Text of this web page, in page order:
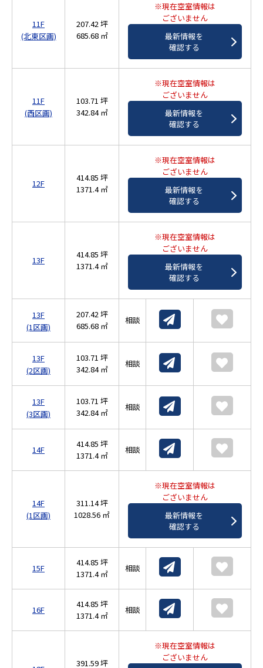
11F
(北東区画)
207.42 坪
685.68 ㎡
※現在空室情報は
ございません
最新情報を
確認する
11F
(西区画)
103.71 坪
342.84 ㎡
※現在空室情報は
ございません
最新情報を
確認する
12F
414.85 坪
1371.4 ㎡
※現在空室情報は
ございません
最新情報を
確認する
13F
414.85 坪
1371.4 ㎡
※現在空室情報は
ございません
最新情報を
確認する
13F
(1区画)
207.42 坪
685.68 ㎡
相談
13F
(2区画)
103.71 坪
342.84 ㎡
相談
13F
(3区画)
103.71 坪
342.84 ㎡
相談
14F
414.85 坪
1371.4 ㎡
相談
14F
(1区画)
311.14 坪
1028.56 ㎡
※現在空室情報は
ございません
最新情報を
確認する
15F
414.85 坪
1371.4 ㎡
相談
16F
414.85 坪
1371.4 ㎡
相談
391.59 坪
※現在空室情報は
ございません